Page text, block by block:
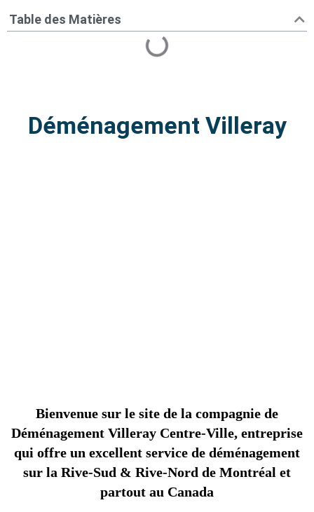
Déménagement Villeray
COMPAGNIE DE DÉMÉNAGEMENT VILLERAY
Bienvenue sur le site de la compagnie de
Déménagement Villeray Centre-Ville, entreprise
qui offre un excellent service de déménagement
sur la Rive-Sud & Rive-Nord de Montréal et
partout au Canada
Table des Matières